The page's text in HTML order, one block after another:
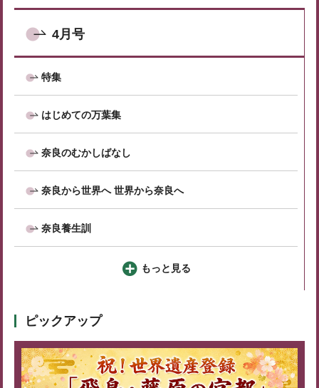
4月号
特集
はじめての万葉集
奈良のむかしばなし
奈良から世界へ 世界から奈良へ
奈良養生訓
もっと見る
ピックアップ